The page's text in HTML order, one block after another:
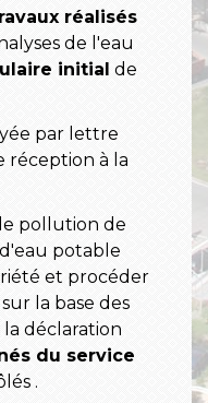
réalisés
de l'eau
initial de
par lettre
réception à la
pollution de
potable
et procéder
la base des
déclaration
du service
.